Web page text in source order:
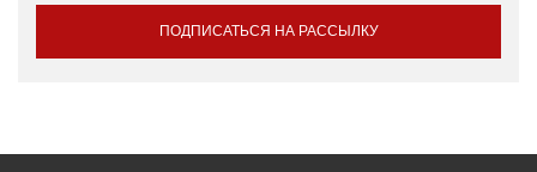
ПОДПИСАТЬСЯ НА РАССЫЛКУ